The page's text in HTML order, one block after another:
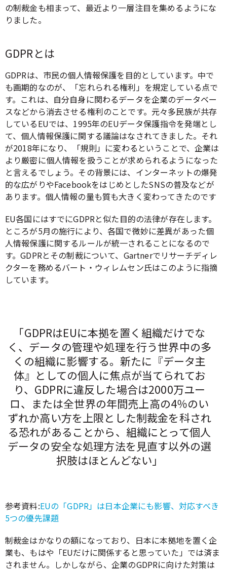
の制裁金も相まって、最近より一層注目を集めるようにな
りました。
GDPRとは
GDPRは、市民の個人情報保護を目的としています。中で
も画期的なのが、「忘れられる権利」を規定している点で
す。これは、自分自身に関わるデータを企業のデータベー
スなどから消去させる権利のことです。元々多民族が共存
しているEUでは、1995年のEUデータ保護指令を発端とし
て、個人情報保護に関する議論はなされてきました。それ
が2018年になり、「規則」に変わるということで、企業は
より厳密に個人情報を扱うことが求められるようになった
と言えるでしょう。その背景には、インターネットの爆発
的な広がりやFacebookをはじめとしたSNSの普及などが
あります。個人情報の量も質も大きく変わってきたのです
EU各国にはすでにGDPRと似た目的の法律が存在します。
ところが5月の施行により、各国で微妙に差異があった個
人情報保護に関するルールが統一されることになるので
す。GDPRとその制裁について、Gartnerでリサーチディレ
クターを務めるバート・ウィレムセン氏はこのように指摘
しています。
「GDPRはEUに本拠を置く組織だけでな
く、データの管理や処理を行う世界中の多
くの組織に影響する。新たに『データ主
体』としての個人に焦点が当てられてお
り、GDPRに違反した場合は2000万ユー
ロ、または全世界の年間売上高の4％のい
ずれか高い方を上限とした制裁金を科され
る恐れがあることから、組織にとって個人
データの安全な処理方法を見直す以外の選
択肢はほとんどない」
参考資料:EUの「GDPR」は日本企業にも影響、対応すべき
5つの優先課題
制裁金はかなりの額になっており、日本に本拠地を置く企
業も、もはや「EUだけに関係すると思っていた」では済ま
されません。しかしながら、企業のGDPRに向けた対策は